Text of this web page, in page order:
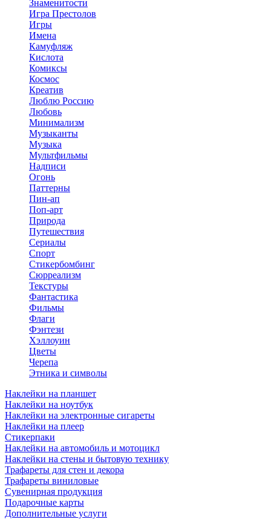
Знаменитости
Игра Престолов
Игры
Имена
Камуфляж
Кислота
Комиксы
Космос
Креатив
Люблю Россию
Любовь
Минимализм
Музыканты
Музыка
Мультфильмы
Надписи
Огонь
Паттерны
Пин-ап
Поп-арт
Природа
Путешествия
Сериалы
Спорт
Стикербомбинг
Сюрреализм
Текстуры
Фантастика
Фильмы
Флаги
Фэнтези
Хэллоуин
Цветы
Черепа
Этника и символы
Наклейки на планшет
Наклейки на ноутбук
Наклейки на электронные сигареты
Наклейки на плеер
Стикерпаки
Наклейки на автомобиль и мотоцикл
Наклейки на стены и бытовую технику
Трафареты для стен и декора
Трафареты виниловые
Сувенирная продукция
Подарочные карты
Дополнительные услуги